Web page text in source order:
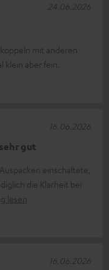
mit anderen
klein aber fein.
24.06.2026
gut
einschaltete,
die Klarheit bei
lesen
16.06.2026
16.06.2026